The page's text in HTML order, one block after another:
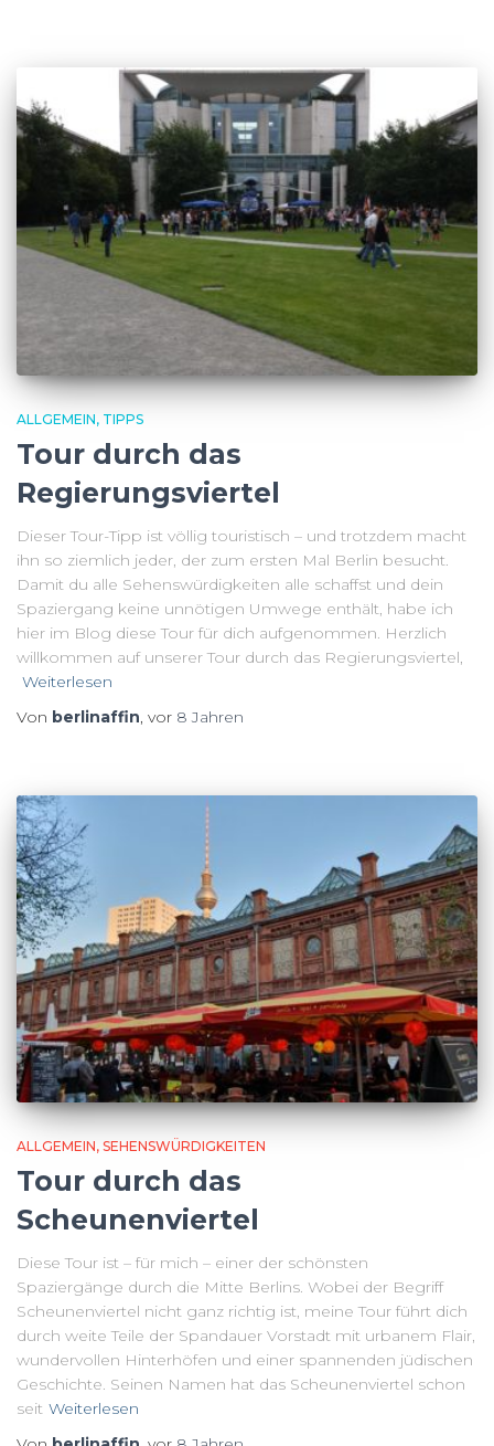
ALLGEMEIN TIPPS
Tour durch das
Regierungsviertel
Dieser Tour-Tipp ist völlig touristisch – und trotzdem macht
ihn so ziemlich jeder, der zum ersten Mal Berlin besucht.
Damit du alle Sehenswürdigkeiten alle schaffst und dein
Spaziergang keine unnötigen Umwege enthält, habe ich
hier im Blog diese Tour für dich aufgenommen. Herzlich
willkommen auf unserer Tour durch das Regierungsviertel,
Weiterlesen
Von berlinaffin , vor 8 Jahren
ALLGEMEIN SEHENSWÜRDIGKEITEN
Tour durch das
Scheunenviertel
Diese Tour ist – für mich – einer der schönsten
Spaziergänge durch die Mitte Berlins. Wobei der Begriff
Scheunenviertel nicht ganz richtig ist, meine Tour führt dich
durch weite Teile der Spandauer Vorstadt mit urbanem Flair,
wundervollen Hinterhöfen und einer spannenden jüdischen
Geschichte. Seinen Namen hat das Scheunenviertel schon
seit Weiterlesen